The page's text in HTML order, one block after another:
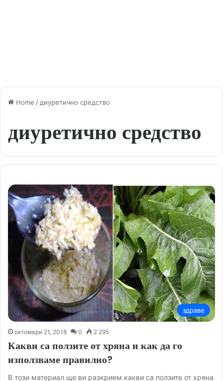
Home / диуретично средство
диуретично средство
здраве
октомври 21, 2018 0 2 295
Какви са ползите от хряна и как да го
използваме правилно?
В този материал ще ви разкрием какви са ползите от хряна